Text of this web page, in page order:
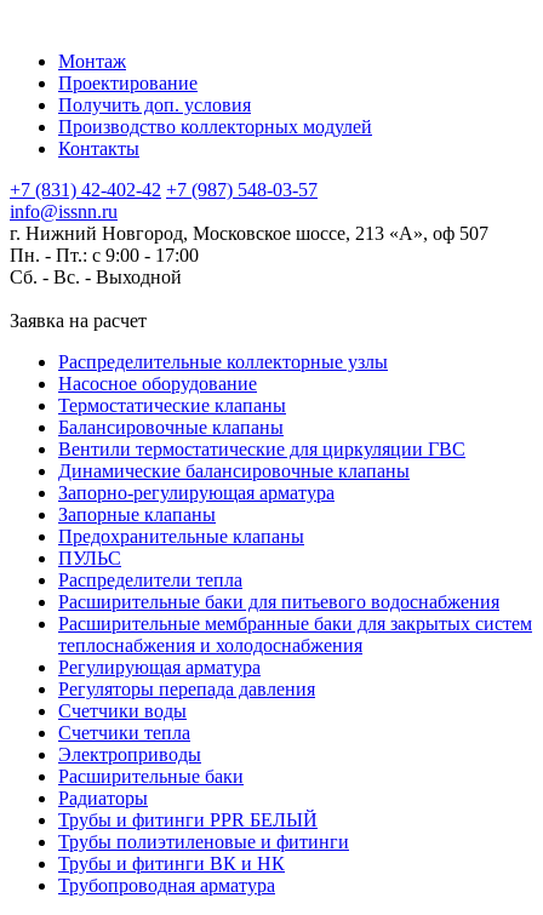
Монтаж
Проектирование
Получить доп. условия
Производство коллекторных модулей
Контакты
+7 (831) 42-402-42 +7 (987) 548-03-57
info@issnn.ru
г. Нижний Новгород, Московское шоссе, 213 «А», оф 507
Пн. - Пт.: с 9:00 - 17:00
Сб. - Вс. - Выходной
Заявка на расчет
Распределительные коллекторные узлы
Насосное оборудование
Термостатические клапаны
Балансировочные клапаны
Вентили термостатические для циркуляции ГВС
Динамические балансировочные клапаны
Запорно-регулирующая арматура
Запорные клапаны
Предохранительные клапаны
ПУЛЬС
Распределители тепла
Расширительные баки для питьевого водоснабжения
Расширительные мембранные баки для закрытых систем
теплоснабжения и холодоснабжения
Регулирующая арматура
Регуляторы перепада давления
Счетчики воды
Счетчики тепла
Электроприводы
Расширительные баки
Радиаторы
Трубы и фитинги PPR БЕЛЫЙ
Трубы полиэтиленовые и фитинги
Трубы и фитинги ВК и НК
Трубопроводная арматура